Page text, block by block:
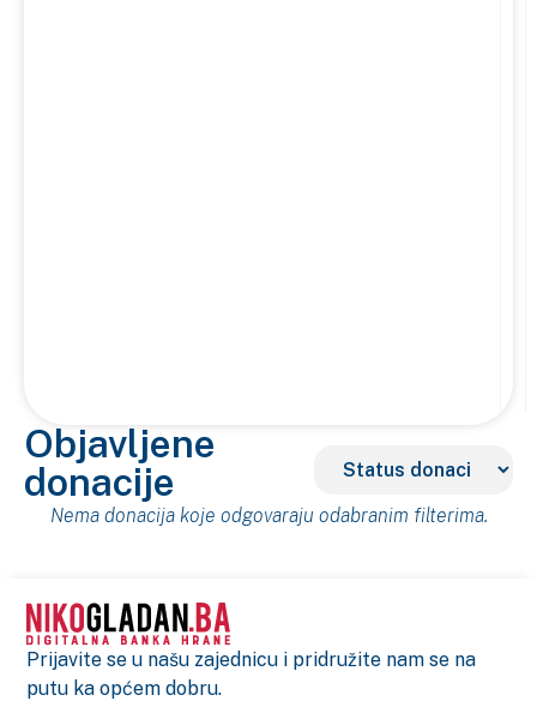
Objavljene
donacije
Nema donacija koje odgovaraju odabranim filterima.
Prijavite se u našu zajednicu i pridružite nam se na
putu ka općem dobru.